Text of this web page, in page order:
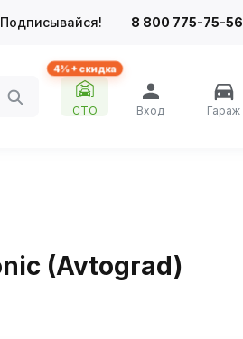
Подписывайся! 8 800 775-75-56
4%+ скидка
СТО Вход Гараж
(Avtograd)